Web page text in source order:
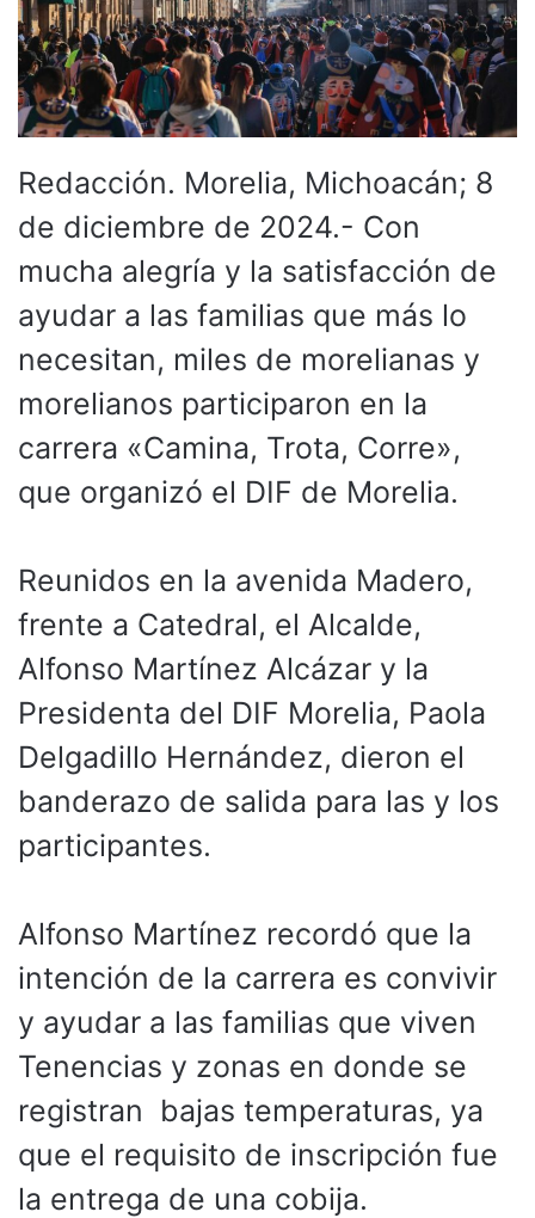
Redacción. Morelia, Michoacán; 8
de diciembre de 2024.- Con
mucha alegría y la satisfacción de
ayudar a las familias que más lo
necesitan, miles de morelianas y
morelianos participaron en la
carrera «Camina, Trota, Corre»,
que organizó el DIF de Morelia.
Reunidos en la avenida Madero,
frente a Catedral, el Alcalde,
Alfonso Martínez Alcázar y la
Presidenta del DIF Morelia, Paola
Delgadillo Hernández, dieron el
banderazo de salida para las y los
participantes.
Alfonso Martínez recordó que la
intención de la carrera es convivir
y ayudar a las familias que viven
Tenencias y zonas en donde se
registran bajas temperaturas, ya
que el requisito de inscripción fue
la entrega de una cobija.